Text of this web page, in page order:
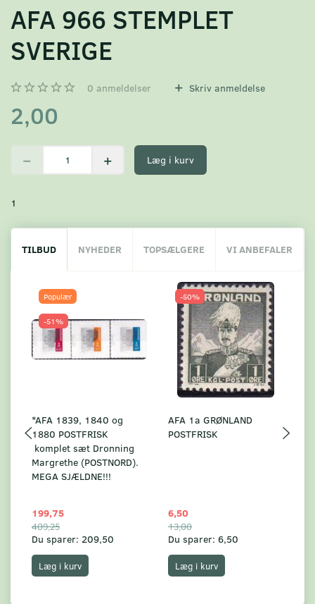
AFA 966 STEMPLET
SVERIGE
0 anmeldelser Skriv anmeldelse
2,00
Læg i kurv
1
TILBUD NYHEDER TOPSÆLGERE VI ANBEFALER
Populær
-51%
*AFA 1839, 1840 og
1880 POSTFRISK
komplet sæt Dronning
Margrethe (POSTNORD).
MEGA SJÆLDNE!!!
199,75
409,25
Du sparer: 209,50
Læg i kurv
-50%
AFA 1a GRØNLAND
POSTFRISK
6,50
13,00
Du sparer: 6,50
Læg i kurv